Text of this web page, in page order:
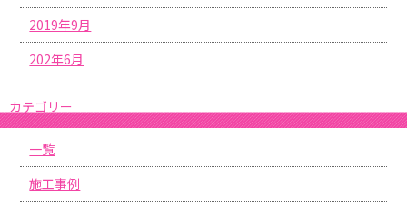
2019年9月
202年6月
カテゴリー
一覧
施工事例